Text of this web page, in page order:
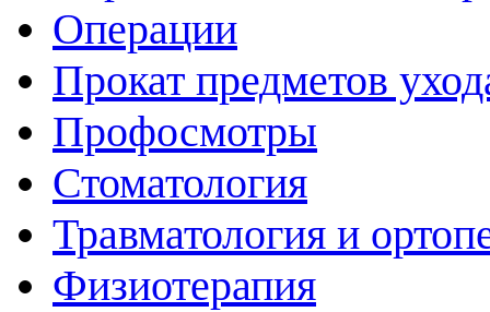
Операции
Прокат предметов
Профосмотры
Стоматология
Травматология и
Физиотерапия